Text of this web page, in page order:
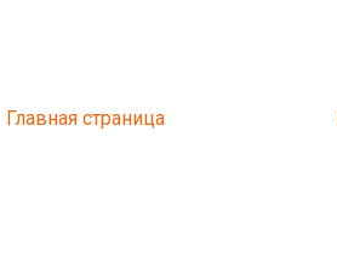
Главная страница